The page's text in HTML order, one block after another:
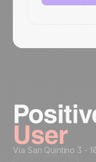
Via San Quintino 3 -